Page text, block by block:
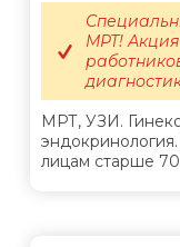
МРТ, УЗИ.
лицам старше
МРТ!